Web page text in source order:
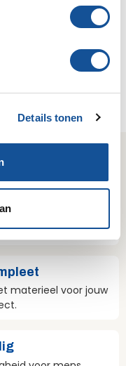
Details tonen
van zaken & het
antwoord.
materieel voor jouw